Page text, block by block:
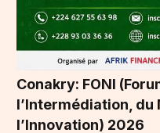
Conakry: FONI
l’Intermédiation, du
l’Innovation) 2026